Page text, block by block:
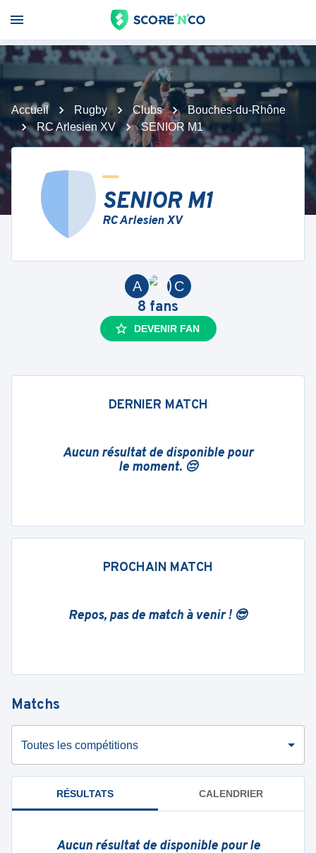
Accueil Rugby Clubs
Bouches-du-Rhône
RC Arlesien XV
SENIOR M1
SENIOR M1
RC Arlesien XV
C
A
8 fans
DEVENIR FAN
DERNIER MATCH
Aucun résultat de disponible pour
le moment. 😔
PROCHAIN MATCH
Repos, pas de match à venir ! 😎
Matchs
Toutes les compétitions
RÉSULTATS CALENDRIER
Aucun résultat de disponible pour le